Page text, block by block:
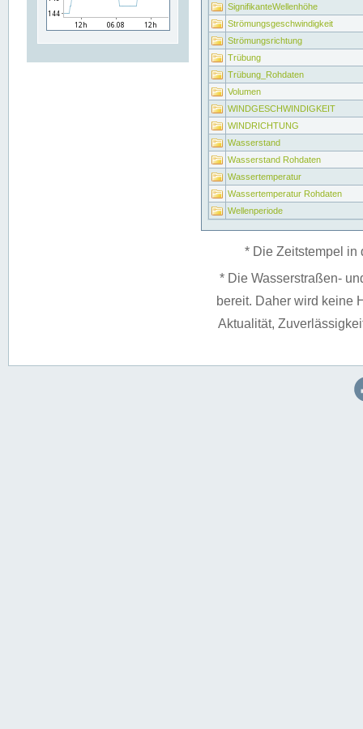
SignifikanteWellenhöhe
Strömungsgeschwindigkeit
Strömungsrichtung
Trübung
Trübung_Rohdaten
Volumen
WINDGESCHWINDIGKEIT
WINDRICHTUNG
Wasserstand
Wasserstand Rohdaten
Wassertemperatur
Wassertemperatur Rohdaten
Wellenperiode
* Die Zeitstempel in
* Die Wasserstraßen-
bereit. Daher wird keine
Aktualität,